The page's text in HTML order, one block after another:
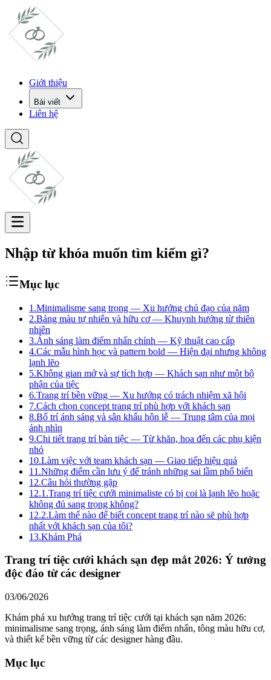
Giới thiệu
Bài viết
Liên hệ
Nhập từ khóa muốn tìm kiếm gì?
Mục lục
1.Minimalisme sang trọng — Xu hướng chủ đạo của năm
2.Bảng màu tự nhiên và hữu cơ — Khuynh hướng từ thiên
nhiên
3.Ánh sáng làm điểm nhấn chính — Kỹ thuật cao cấp
4.Các mẫu hình học và pattern bold — Hiện đại nhưng không
lạnh lẽo
5.Không gian mở và sự tích hợp — Khách sạn như một bộ
phận của tiệc
6.Trang trí bền vững — Xu hướng có trách nhiệm xã hội
7.Cách chọn concept trang trí phù hợp với khách sạn
8.Bố trí ánh sáng và sân khấu hôn lễ — Trung tâm của mọi
ánh nhìn
9.Chi tiết trang trí bàn tiệc — Từ khăn, hoa đến các phụ kiện
nhỏ
10.Làm việc với team khách sạn — Giao tiếp hiệu quả
11.Những điểm cần lưu ý để tránh những sai lầm phổ biến
12.Câu hỏi thường gặp
12.1.Trang trí tiệc cưới minimaliste có bị coi là lạnh lẽo hoặc
không đủ sang trọng không?
12.2.Làm thế nào để biết concept trang trí nào sẽ phù hợp
nhất với khách sạn của tôi?
13.Khám Phá
Trang trí tiệc cưới khách sạn đẹp mắt 2026: Ý tưởng
độc đáo từ các designer
03/06/2026
Khám phá xu hướng trang trí tiệc cưới tại khách sạn năm 2026:
minimalisme sang trọng, ánh sáng làm điểm nhấn, tông màu hữu cơ,
và thiết kế bền vững từ các designer hàng đầu.
Mục lục